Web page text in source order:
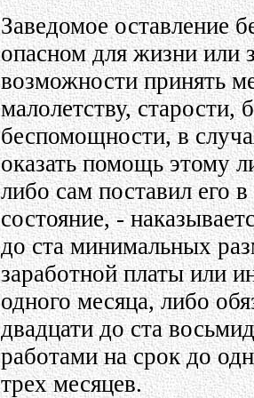
Заведомое оставление
опасном для жизни или
возможности принять
малолетству, старости,
беспомощности, в
оказать помощь этому
либо сам поставил его
состояние, -
до ста минимальных
заработной платы или
одного месяца, либо
двадцати до ста
работами на срок до
трех месяцев.